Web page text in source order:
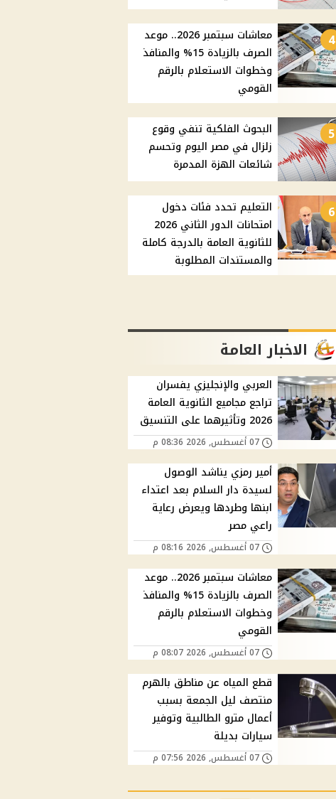
4
معاشات سبتمبر 2026.. موعد
الصرف بالزيادة 15% والمنافذ
وخطوات الاستعلام بالرقم
القومي
5
البحوث الفلكية تنفي وقوع
زلزال في مصر اليوم وتحسم
شائعات الهزة المدمرة
6
التعليم تحدد فئات دخول
امتحانات الدور الثاني 2026
للثانوية العامة بالدرجة كاملة
والمستندات المطلوبة
الاخبار العامة
العربي والإنجليزي يفسران
تراجع مجاميع الثانوية العامة
2026 وتأثيرهما على التنسيق
07 أغسطس, 2026 08:36 م
أمير رمزي يناشد الوصول
لسيدة دار السلام بعد اعتداء
ابنها وطردها ويعرض رعاية
راعي مصر
07 أغسطس, 2026 08:16 م
معاشات سبتمبر 2026.. موعد
الصرف بالزيادة 15% والمنافذ
وخطوات الاستعلام بالرقم
القومي
07 أغسطس, 2026 08:07 م
قطع المياه عن مناطق بالهرم
منتصف ليل الجمعة بسبب
أعمال مترو الطالبية وتوفير
سيارات بديلة
07 أغسطس, 2026 07:56 م